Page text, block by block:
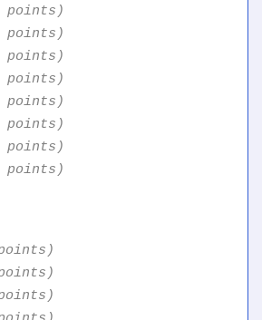
points)
points)
points)
points)
points)
points)
points)
points)